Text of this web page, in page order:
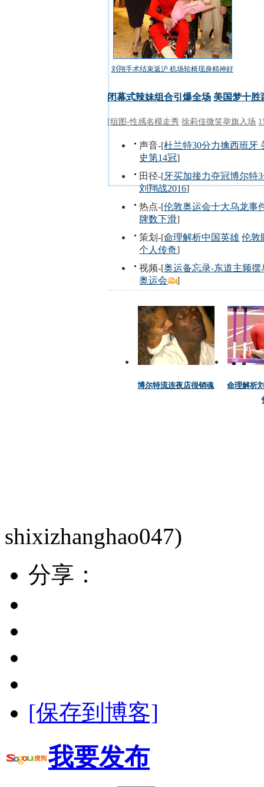
刘翔手术结束返沪 机场轮椅现身精神好
闭幕式辣妹组合引爆全场 美国梦十胜
[组图-性感名模走秀 徐莉佳微笑举旗入场
声音-[杜兰特30分力擒西班牙
史第14冠]
田径-[牙买加接力夺冠博尔特
刘翔战2016]
热点-[伦敦奥运会十大乌龙事
牌数下滑]
策划-[命理解析中国英雄 伦敦
个人传奇]
视频-[奥运备忘录-东道主频
奥运会
]
博尔特流连夜店很销魂
命理解析
shixizhanghao047)
分享：
[保存到博客]
我要发布